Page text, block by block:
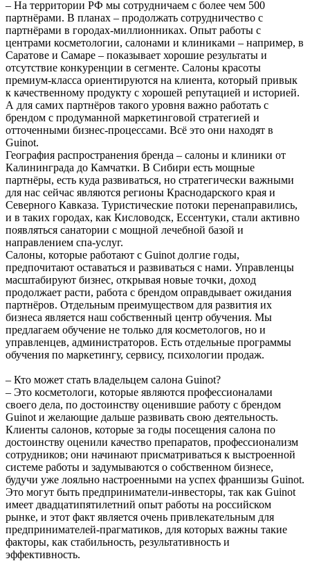
– На территории РФ мы сотрудничаем с более чем 500
партнёрами. В планах – продолжать сотрудничество с
партнёрами в городах-миллионниках. Опыт работы с
центрами косметологии, салонами и клиниками – например, в
Саратове и Самаре – показывает хорошие результаты и
отсутствие конкуренции в сегменте. Салоны красоты
премиум-класса ориентируются на клиента, который привык
к качественному продукту с хорошей репутацией и историей.
А для самих партнёров такого уровня важно работать с
брендом с продуманной маркетинговой стратегией и
отточенными бизнес-процессами. Всё это они находят в
Guinot.
География распространения бренда – салоны и клиники от
Калининграда до Камчатки. В Сибири есть мощные
партнёры, есть куда развиваться, но стратегически важными
для нас сейчас являются регионы Краснодарского края и
Северного Кавказа. Туристические потоки перенаправились,
и в таких городах, как Кисловодск, Ессентуки, стали активно
появляться санатории с мощной лечебной базой и
направлением спа-услуг.
Салоны, которые работают с Guinot долгие годы,
предпочитают оставаться и развиваться с нами. Управленцы
масштабируют бизнес, открывая новые точки, доход
продолжает расти, работа с брендом оправдывает ожидания
партнёров. Отдельным преимуществом для развития их
бизнеса является наш собственный центр обучения. Мы
предлагаем обучение не только для косметологов, но и
управленцев, администраторов. Есть отдельные программы
обучения по маркетингу, сервису, психологии продаж.
– Кто может стать владельцем салона Guinot?
– Это косметологи, которые являются профессионалами
своего дела, по достоинству оценившие работу с брендом
Guinot и желающие дальше развивать свою деятельность.
Клиенты салонов, которые за годы посещения салона по
достоинству оценили качество препаратов, профессионализм
сотрудников; они начинают присматриваться к выстроенной
системе работы и задумываются о собственном бизнесе,
будучи уже лояльно настроенными на успех франшизы Guinot.
Это могут быть предприниматели-инвесторы, так как Guinot
имеет двадцатипятилетний опыт работы на российском
рынке, и этот факт является очень привлекательным для
предпринимателей-прагматиков, для которых важны такие
факторы, как стабильность, результативность и
эффективность.